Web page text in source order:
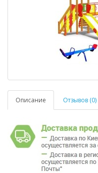
Описание Отзывов (0)